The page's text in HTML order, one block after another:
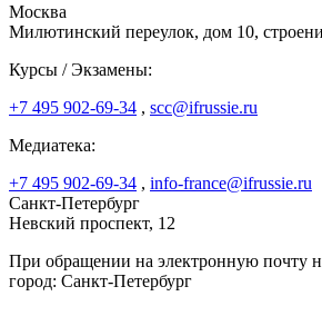
Москва
Милютинский переулок, дом 10,
Курсы / Экзамены:
+7 495 902-69-34 , scc@ifrussie.ru
Медиатека:
+7 495 902-69-34 , info-france@ifrussie.ru
Санкт-Петербург
Невский проспект, 12
При обращении на электронную почту не
город: Санкт-Петербург